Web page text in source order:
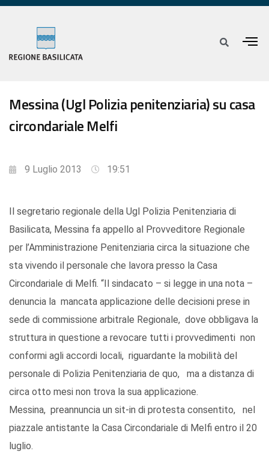
Messina (Ugl Polizia penitenziaria) su casa
circondariale Melfi
9 Luglio 2013 19:51
Il segretario regionale della Ugl Polizia Penitenziaria di
Basilicata, Messina fa appello al Provveditore Regionale
per l’Amministrazione Penitenziaria circa la situazione che
sta vivendo il personale che lavora presso la Casa
Circondariale di Melfi. “Il sindacato – si legge in una nota –
denuncia la mancata applicazione delle decisioni prese in
sede di commissione arbitrale Regionale, dove obbligava la
struttura in questione a revocare tutti i provvedimenti non
conformi agli accordi locali, riguardante la mobilità del
personale di Polizia Penitenziaria de quo, ma a distanza di
circa otto mesi non trova la sua applicazione.
Messina, preannuncia un sit-in di protesta consentito, nel
piazzale antistante la Casa Circondariale di Melfi entro il 20
luglio.